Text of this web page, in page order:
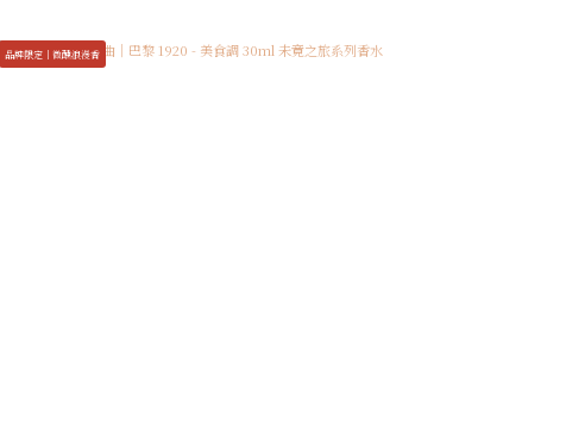
品牌限定｜微醺浪漫香